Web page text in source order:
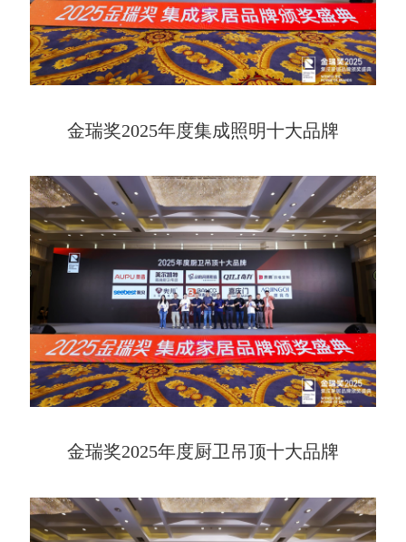
金瑞奖2025年度集成照明十大品牌
金瑞奖2025年度厨卫吊顶十大品牌